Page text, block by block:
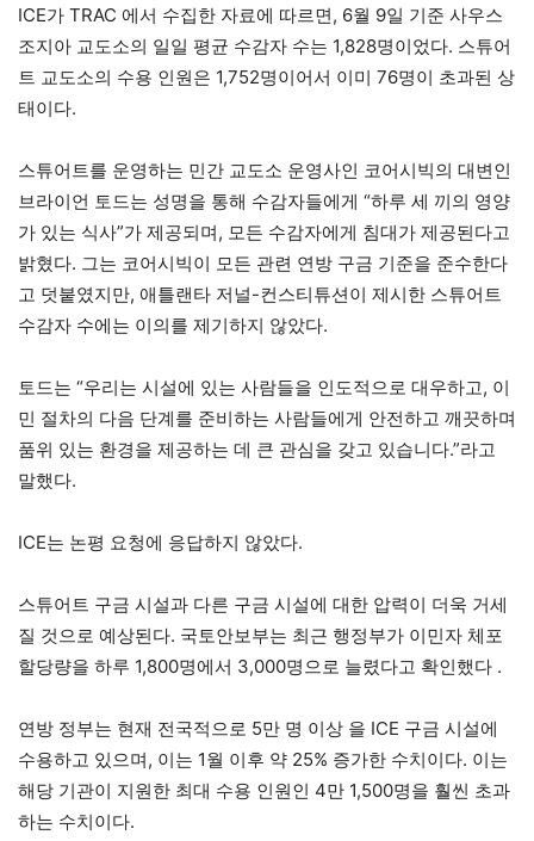
ICE가 TRAC 에서 수집한 자료에 따르면, 6월 9일 기준 사우스
조지아 교도소의 일일 평균 수감자 수는 1,828명이었다. 스튜어
트 교도소의 수용 인원은 1,752명이어서 이미 76명이 초과된 상
태이다.
스튜어트를 운영하는 민간 교도소 운영사인 코어시빅의 대변인
브라이언 토드는 성명을 통해 수감자들에게 “하루 세 끼의 영양
가 있는 식사”가 제공되며, 모든 수감자에게 침대가 제공된다고
밝혔다. 그는 코어시빅이 모든 관련 연방 구금 기준을 준수한다
고 덧붙였지만, 애틀랜타 저널-컨스티튜션이 제시한 스튜어트
수감자 수에는 이의를 제기하지 않았다.
토드는 “우리는 시설에 있는 사람들을 인도적으로 대우하고, 이
민 절차의 다음 단계를 준비하는 사람들에게 안전하고 깨끗하며
품위 있는 환경을 제공하는 데 큰 관심을 갖고 있습니다.”라고
말했다.
ICE는 논평 요청에 응답하지 않았다.
스튜어트 구금 시설과 다른 구금 시설에 대한 압력이 더욱 거세
질 것으로 예상된다. 국토안보부는 최근 행정부가 이민자 체포
할당량을 하루 1,800명에서 3,000명으로 늘렸다고 확인했다 .
연방 정부는 현재 전국적으로 5만 명 이상 을 ICE 구금 시설에
수용하고 있으며, 이는 1월 이후 약 25% 증가한 수치이다. 이는
해당 기관이 지원한 최대 수용 인원인 4만 1,500명을 훨씬 초과
하는 수치이다.